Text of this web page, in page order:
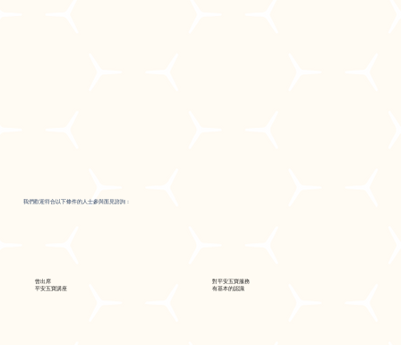
我們歡迎符合以下條件的人士參與面見諮詢：
曾出席
平安五寶講座
對平安五寶服務
有基本的認識